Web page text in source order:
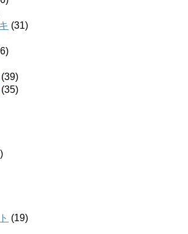
(31)
(39)
(35)
(19)